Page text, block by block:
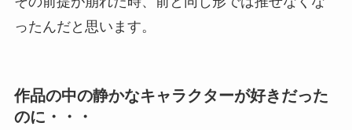
ったんだと思います。
作品の中の静かなキャラクターが好きだった
のに・・・